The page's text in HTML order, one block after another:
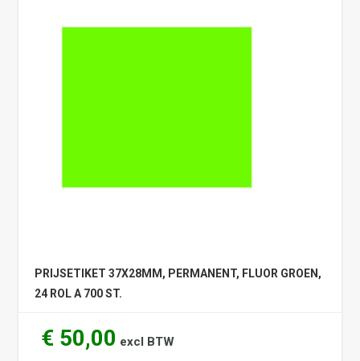
PRIJSETIKET 37X28MM, PERMANENT, FLUOR GROEN,
24 ROL A 700 ST.
€ 50,00 excl BTW